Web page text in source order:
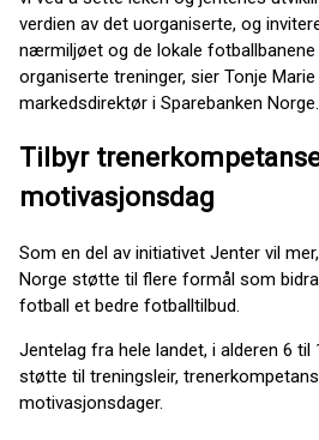
verdien av det uorganiserte, og
nærmiljøet og de lokale
organiserte treninger, sier Tonje Marie
markedsdirektør i Sparebanken Norge.
Tilbyr
motivasjonsdag
Som en del av initiativet Jenter vil
Norge støtte til flere formål som
fotball et bedre fotballtilbud.
Jentelag fra hele landet, i alderen 6 til
støtte til treningsleir,
motivasjonsdager.